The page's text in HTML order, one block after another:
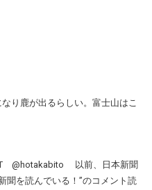
り鹿が出るらしい。富士山はこ
@hotakabito 以前、日本新聞
聞を読んでいる！”のコメント読